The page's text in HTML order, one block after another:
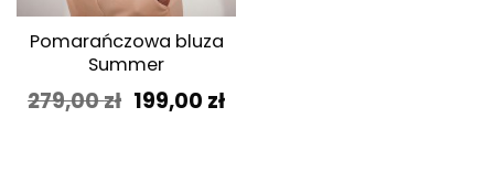
Pomarańczowa bluza
Summer
279,00zł Pierwotna
cena
199,00 złAktualna